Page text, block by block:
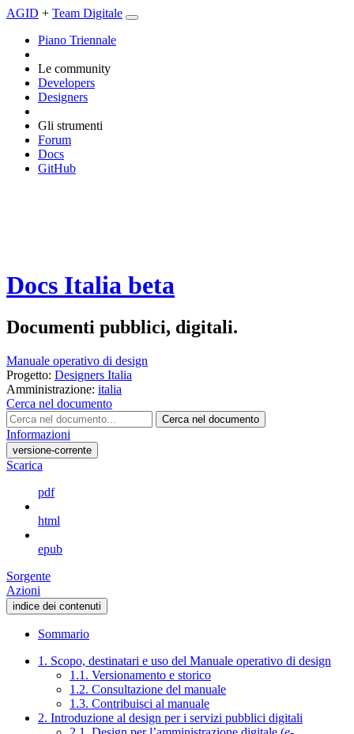
AGID + Team Digitale
Piano Triennale
Le community
Developers
Designers
Gli strumenti
Forum
Docs
GitHub
Docs Italia beta
Documenti pubblici, digitali.
Manuale operativo di design
Progetto: Designers Italia
Amministrazione: italia
Cerca nel documento
Cerca nel documento
Informazioni
versione-corrente
Scarica
pdf
html
epub
Sorgente
Azioni
indice dei contenuti
Sommario
1. Scopo, destinatari e uso del Manuale operativo di design
1.1. Versionamento e storico
1.2. Consultazione del manuale
1.3. Contribuisci al manuale
2. Introduzione al design per i servizi pubblici digitali